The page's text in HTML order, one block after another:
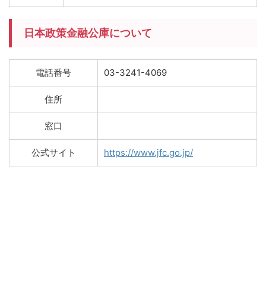
日本政策金融公庫について
電話番号 03-3241-4069
住所
窓口
公式サイト https://www.jfc.go.jp/